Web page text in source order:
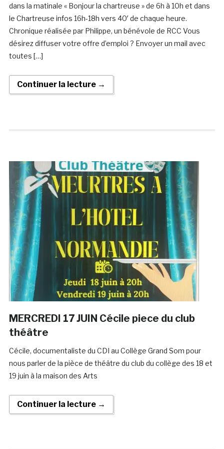
dans la matinale « Bonjour la chartreuse » de 6h à 10h et dans
le Chartreuse infos 16h-18h vers 40′ de chaque heure.
Chronique réalisée par Philippe, un bénévole de RCC Vous
désirez diffuser votre offre d’emploi ? Envoyer un mail avec
toutes […]
Continuer la lecture →
MERCREDI 17 JUIN Cécile piece du club
théâtre
Cécile, documentaliste du CDI au Collège Grand Som pour
nous parler de la pièce de théâtre du club du collège des 18 et
19 juin à la maison des Arts
Continuer la lecture →